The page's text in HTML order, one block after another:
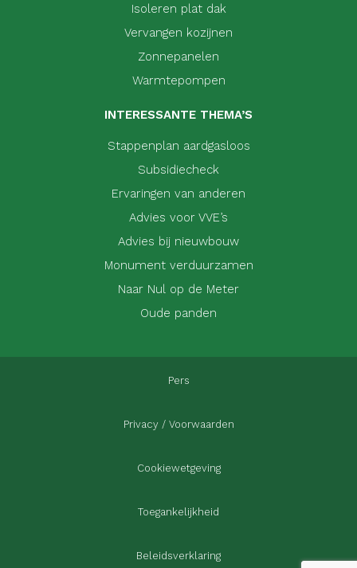
Isoleren plat dak
Vervangen kozijnen
Zonnepanelen
Warmtepompen
INTERESSANTE THEMA’S
Stappenplan aardgasloos
Subsidiecheck
Ervaringen van anderen
Advies voor VVE’s
Advies bij nieuwbouw
Monument verduurzamen
Naar Nul op de Meter
Oude panden
Pers
Privacy / Voorwaarden
Cookiewetgeving
Toegankelijkheid
Beleidsverklaring